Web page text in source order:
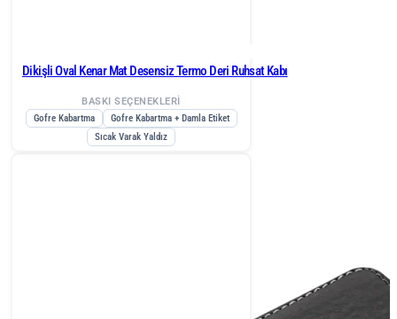
Dikişli Oval Kenar Mat Desensiz Termo Deri Ruhsat Kabı
BASKI SEÇENEKLERİ
Gofre Kabartma
Gofre Kabartma + Damla Etiket
Sıcak Varak Yaldız